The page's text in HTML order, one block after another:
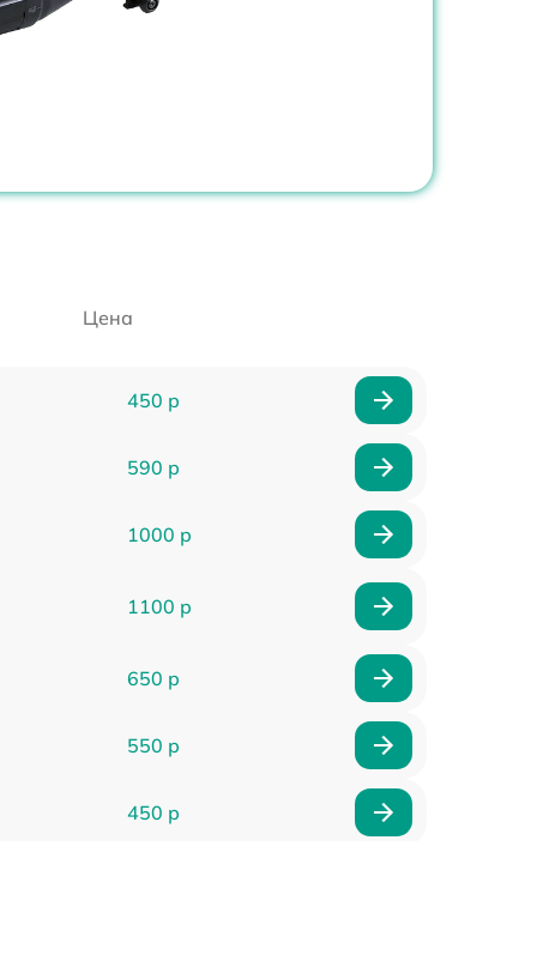
Цена
450 р
590 р
1000 р
1100 р
650 р
550 р
450 р